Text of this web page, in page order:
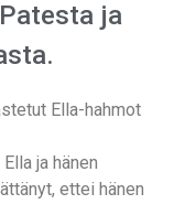
ja
Ella-hahmot
ja hänen
ettei hänen